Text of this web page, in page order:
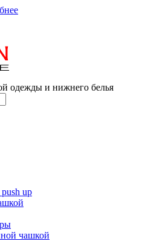
одежды и нижнего белья
up
чашкой